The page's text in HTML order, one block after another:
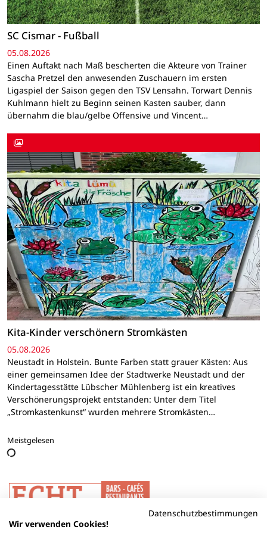
SC Cismar - Fußball
05.08.2026
Einen Auftakt nach Maß bescherten die Akteure von Trainer
Sascha Pretzel den anwesenden Zuschauern im ersten
Ligaspiel der Saison gegen den TSV Lensahn. Torwart Dennis
Kuhlmann hielt zu Beginn seinen Kasten sauber, dann
übernahm die blau/gelbe Offensive und Vincent…
Kita-Kinder verschönern Stromkästen
05.08.2026
Neustadt in Holstein. Bunte Farben statt grauer Kästen: Aus
einer gemeinsamen Idee der Stadtwerke Neustadt und der
Kindertagesstätte Lübscher Mühlenberg ist ein kreatives
Verschönerungsprojekt entstanden: Unter dem Titel
„Stromkastenkunst“ wurden mehrere Stromkästen…
Meistgelesen
Datenschutzbestimmungen
Wir verwenden Cookies!